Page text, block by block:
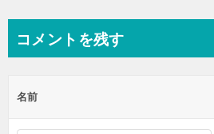
ビ
ー
コメントを残す
名前